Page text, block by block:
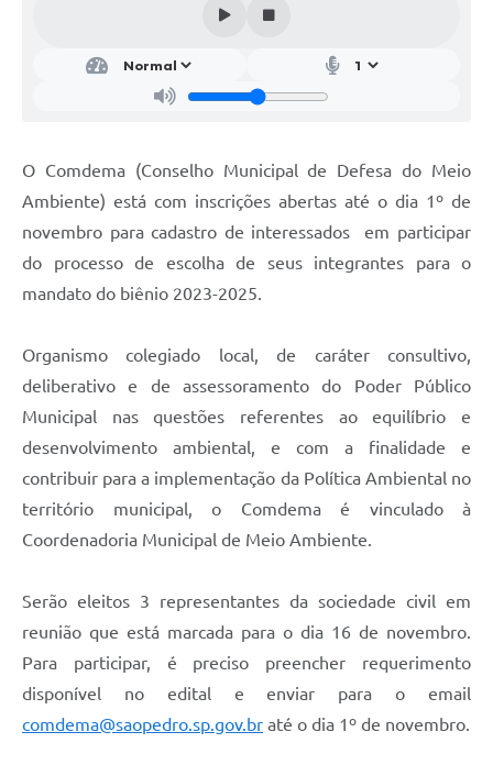
Conselhos Municipais
O Comdema (Conselho Municipal de Defesa do Meio
Ambiente) está com inscrições abertas até o dia 1º de
novembro para cadastro de interessados em participar
do processo de escolha de seus integrantes para o
mandato do biênio 2023-2025.
Organismo colegiado local, de caráter consultivo,
deliberativo e de assessoramento do Poder Público
Municipal nas questões referentes ao equilíbrio e
desenvolvimento ambiental, e com a finalidade e
contribuir para a implementação da Política Ambiental no
território municipal, o Comdema é vinculado à
Coordenadoria Municipal de Meio Ambiente.
Serão eleitos 3 representantes da sociedade civil em
reunião que está marcada para o dia 16 de novembro.
Para participar, é preciso preencher requerimento
disponível no edital e enviar para o email
comdema@saopedro.sp.gov.br até o dia 1º de novembro.